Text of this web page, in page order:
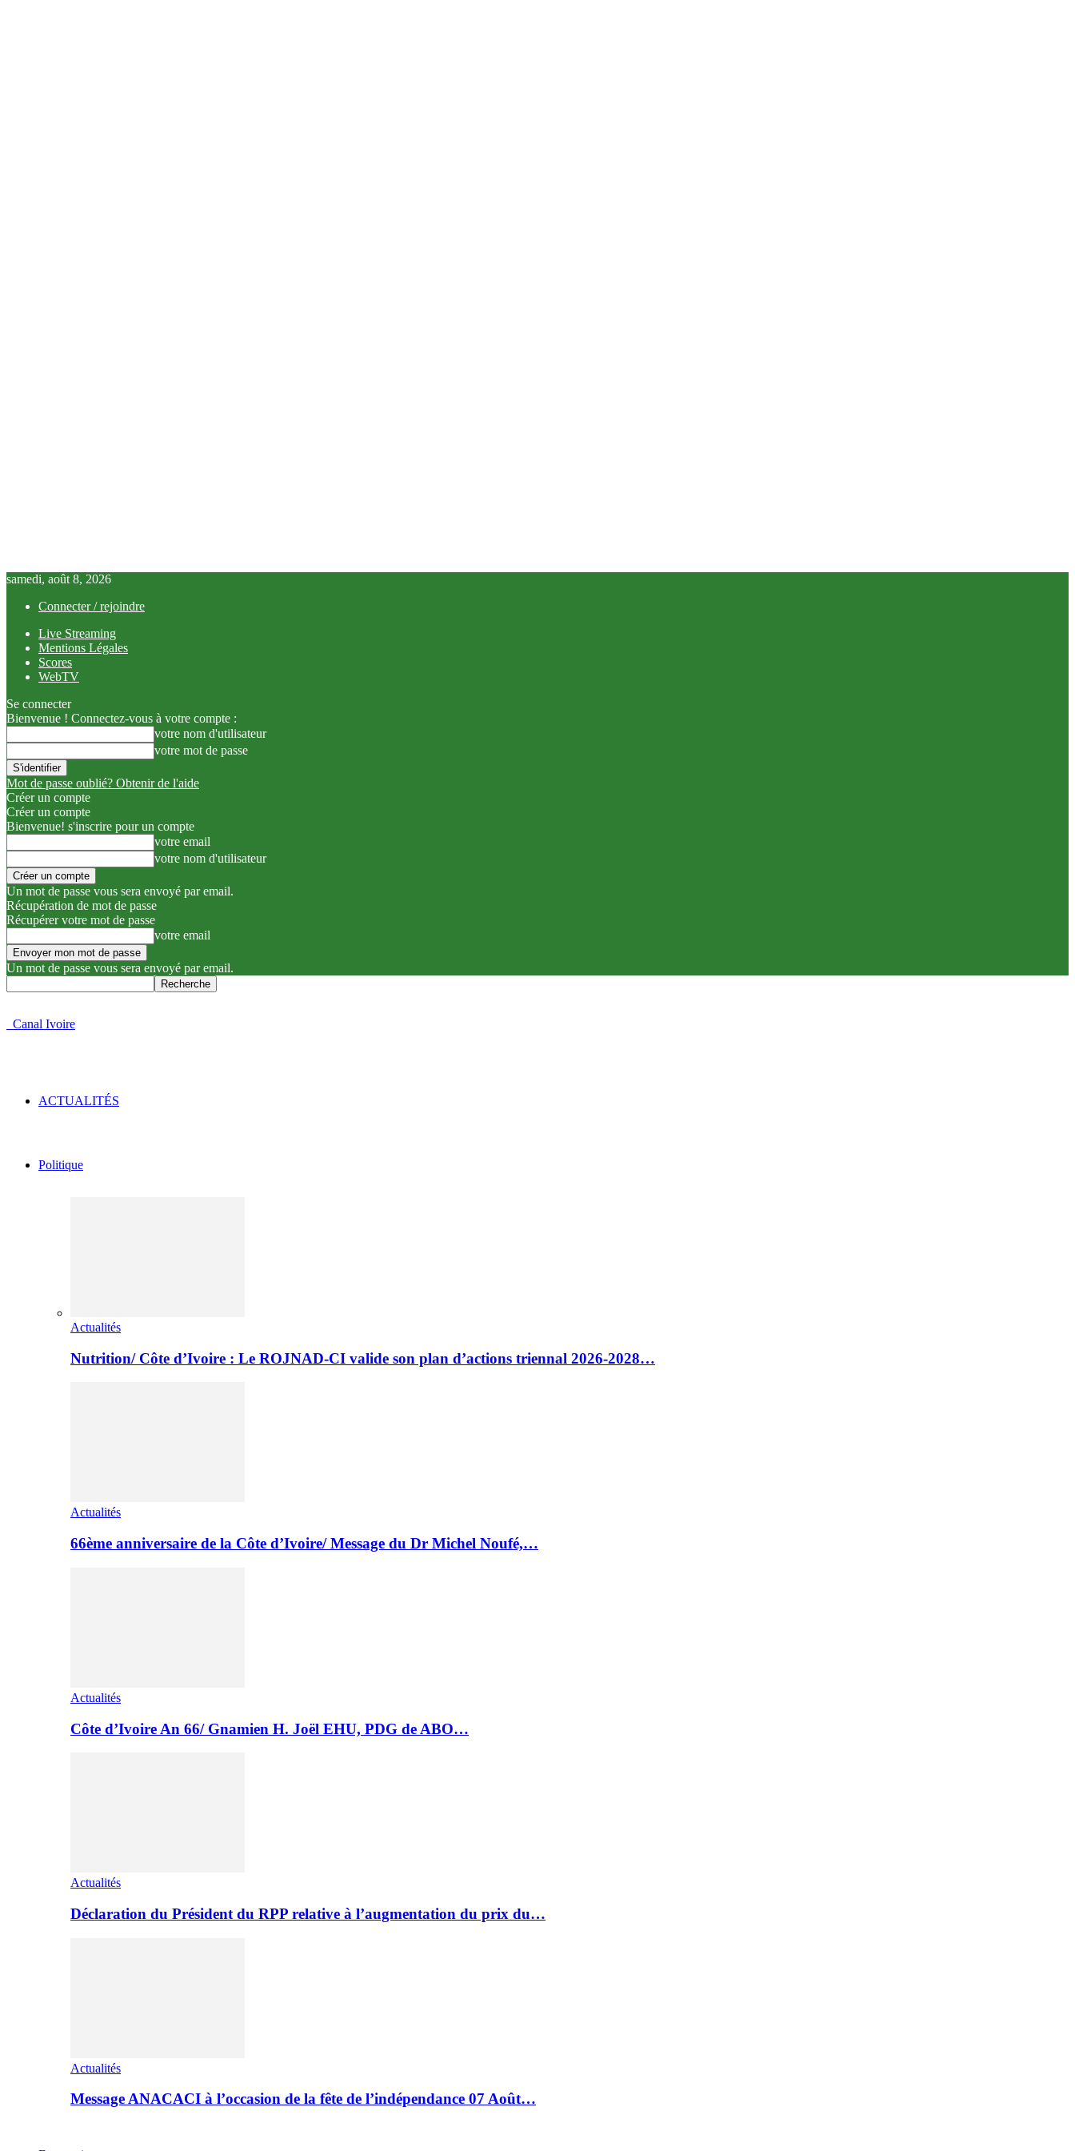
samedi, août 8, 2026
Connecter / rejoindre
Live Streaming
Mentions Légales
Scores
WebTV
Se connecter
Bienvenue ! Connectez-vous à votre compte :
votre nom d'utilisateur
votre mot de passe
Mot de passe oublié? Obtenir de l'aide
Créer un compte
Créer un compte
Bienvenue! s'inscrire pour un compte
votre email
votre nom d'utilisateur
Un mot de passe vous sera envoyé par email.
Récupération de mot de passe
Récupérer votre mot de passe
votre email
Un mot de passe vous sera envoyé par email.
Canal Ivoire
ACTUALITÉS
Politique
Actualités
Nutrition/ Côte d’Ivoire : Le ROJNAD-CI valide son plan d’actions triennal 2026-2028…
Actualités
66ème anniversaire de la Côte d’Ivoire/ Message du Dr Michel Noufé,…
Actualités
Côte d’Ivoire An 66/ Gnamien H. Joël EHU, PDG de ABO…
Actualités
Déclaration du Président du RPP relative à l’augmentation du prix du…
Actualités
Message ANACACI à l’occasion de la fête de l’indépendance 07 Août…